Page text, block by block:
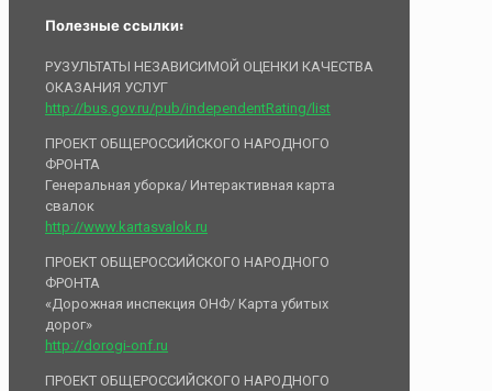
Полезные ссылки:
РУЗУЛЬТАТЫ НЕЗАВИСИМОЙ ОЦЕНКИ КАЧЕСТВА
ОКАЗАНИЯ УСЛУГ
http://bus.gov.ru/pub/independentRating/list
ПРОЕКТ ОБЩЕРОССИЙСКОГО НАРОДНОГО
ФРОНТА
Генеральная уборка/ Интерактивная карта
свалок
http://www.kartasvalok.ru
ПРОЕКТ ОБЩЕРОССИЙСКОГО НАРОДНОГО
ФРОНТА
«Дорожная инспекция ОНФ/ Карта убитых
дорог»
http://dorogi-onf.ru
ПРОЕКТ ОБЩЕРОССИЙСКОГО НАРОДНОГО